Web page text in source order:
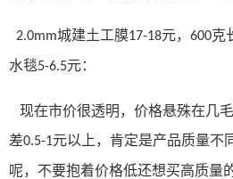
2.0mm城建土工膜17-18元， 600克
水毯5-6.5元：
现在市价很透明，价格悬殊在几
差0.5-1元以上，肯定是产品质量不
呢，不要抱着价格低还想买高质量